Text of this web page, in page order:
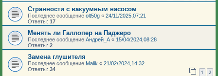
Странности с вакуумным насосом
Последнее сообщение olt50g « 24/11/2025,07:21
Ответы: 17
Менять ли Галлопер на Паджеро
Последнее сообщение Андрей_А « 15/04/2024,08:28
Ответы: 2
Замена глушителя
Последнее сообщение Malik « 21/02/2024,14:32
Ответы: 34 1 2